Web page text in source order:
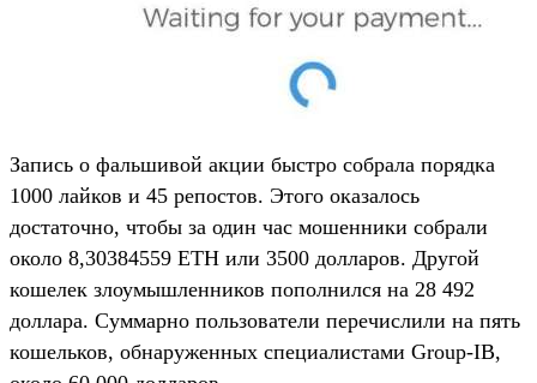
Запись о фальшивой акции быстро собрала порядка
1000 лайков и 45 репостов. Этого оказалось
достаточно, чтобы за один час мошенники собрали
около 8,30384559 ETH или 3500 долларов. Другой
кошелек злоумышленников пополнился на 28 492
доллара. Суммарно пользователи перечислили на пять
кошельков, обнаруженных специалистами Group-IB,